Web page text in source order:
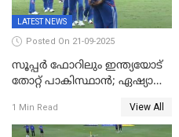
LATEST NEWS
Posted On 21-09-2025
സൂപ്പർ ഫോറിലും ഇന്ത്യയോട്
തോറ്റ് പാകിസ്ഥാൻ; ഏഷ്യാ
ഇന്ത്യ, അഭിഷേക് ശർമ്മയ്ക്ക്
അർദ്ധ സെഞ്ച്വറി
1 Min Read View All